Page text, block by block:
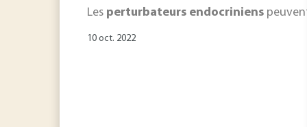
Les perturbateurs endocriniens
10 oct. 2022